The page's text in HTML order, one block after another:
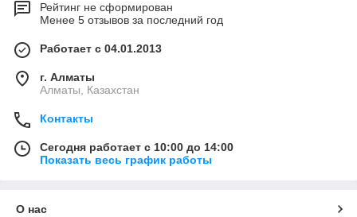
Рейтинг не сформирован
Менее 5 отзывов за последний год
Работает с 04.01.2013
г. Алматы
Алматы, Казахстан
Контакты
Сегодня работает с 10:00 до 14:00
Показать весь график работы
О нас